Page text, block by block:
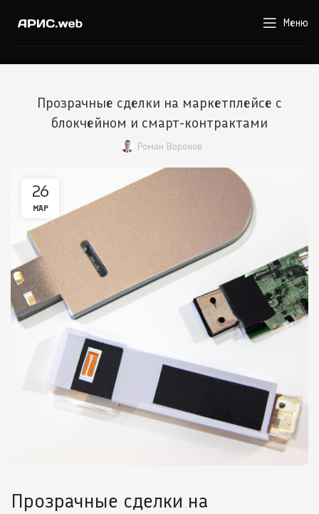
Меню
Прозрачные сделки на маркетплейсе с
блокчейном и смарт-контрактами
Роман Воронов
26
МАР
Прозрачные сделки на